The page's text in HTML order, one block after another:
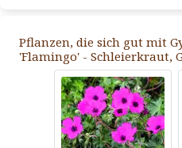
Pflanzen, die sich gut mit
'Flamingo' - Schleierkraut,